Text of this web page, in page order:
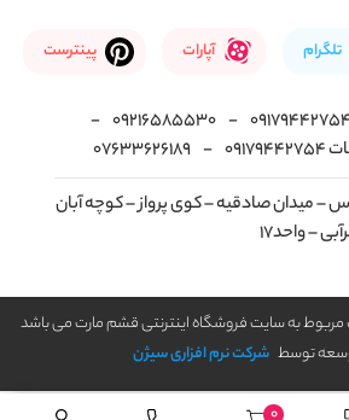
تلگرام آپارات پینترست
09179442754
-
09216585530
-
-
07633626189
– میدان صادقیه – کوی پرواز – کوچه آبان
به سایت فروشگاه اینترنتی قشم مارت می باشد
توسط شرکت نرم افزاری سیژن
0